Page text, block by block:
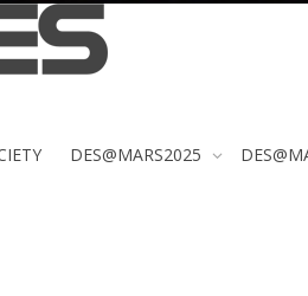
DES@MARS2025